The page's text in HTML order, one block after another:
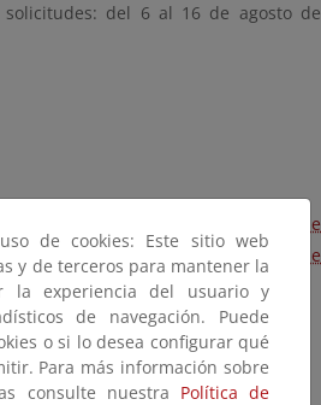
solicitudes: del 6 al 16 de agosto de
de la Subsecretaría, por la que se
puesto de trabajo por el sistema de
normalizado
de autoevaluación
de cookies: Este sitio web
y de terceros para mantener la
la experiencia del usuario y
de navegación. Puede
o si lo desea configurar qué
Para más información sobre
consulte nuestra Política de